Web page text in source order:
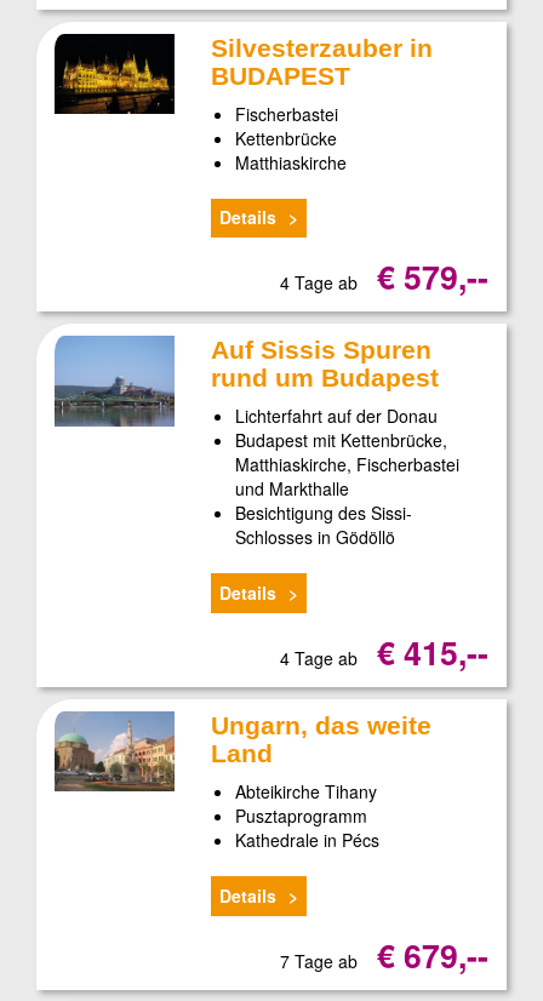
Silvesterzauber in
BUDAPEST
Fischerbastei
Kettenbrücke
Matthiaskirche
Details
4 Tage ab € 579,--
Auf Sissis Spuren
rund um Budapest
Lichterfahrt auf der Donau
Budapest mit Kettenbrücke,
Matthiaskirche, Fischerbastei
und Markthalle
Besichtigung des Sissi-
Schlosses in Gödöllö
Details
4 Tage ab € 415,--
Ungarn, das weite
Land
Abteikirche Tihany
Pusztaprogramm
Kathedrale in Pécs
Details
7 Tage ab € 679,--